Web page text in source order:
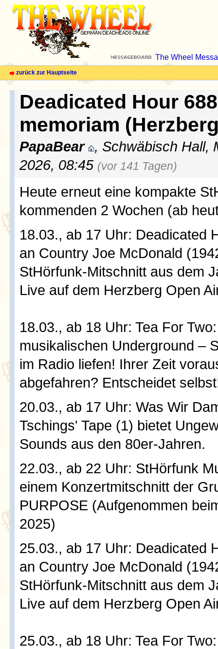
The Wheel
zurück zur Hauptseite
Deadicated Hour
memoriam
PapaBear
, Schwäbisch Hall,
2026, 08:45 (vor 141 Tagen)
Heute erneut eine kompakte
kommenden 2 Wochen (ab
18.03., ab 17 Uhr: Deadicated
an Country Joe McDonald
StHörfunk-Mitschnitt aus dem
Live auf dem Herzberg Open
18.03., ab 18 Uhr: Tea For
musikalischen Underground –
im Radio liefen! Ihrer Zeit
abgefahren? Entscheidet
20.03., ab 17 Uhr: Was Wir
Tschings' Tape (1) bietet
Sounds aus den 80er-Jahren.
22.03., ab 22 Uhr: StHörfunk
einem Konzertmitschnitt der
PURPOSE (Aufgenommen
2025)
25.03., ab 17 Uhr: Deadicated
an Country Joe McDonald
StHörfunk-Mitschnitt aus dem
Live auf dem Herzberg Open
25.03., ab 18 Uhr: Tea For